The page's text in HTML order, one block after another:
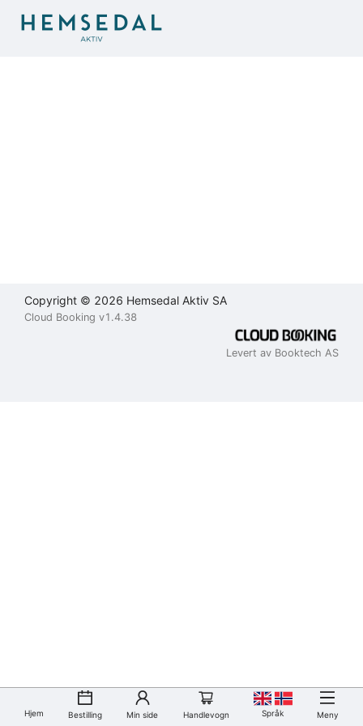
Copyright © 2026 Hemsedal Aktiv SA
Cloud Booking v1.4.38
Levert av Booktech AS
Hjem Bestilling Min side Handlevogn Språk Meny
Brukeravtale
Personvernerklæring
Kontakt